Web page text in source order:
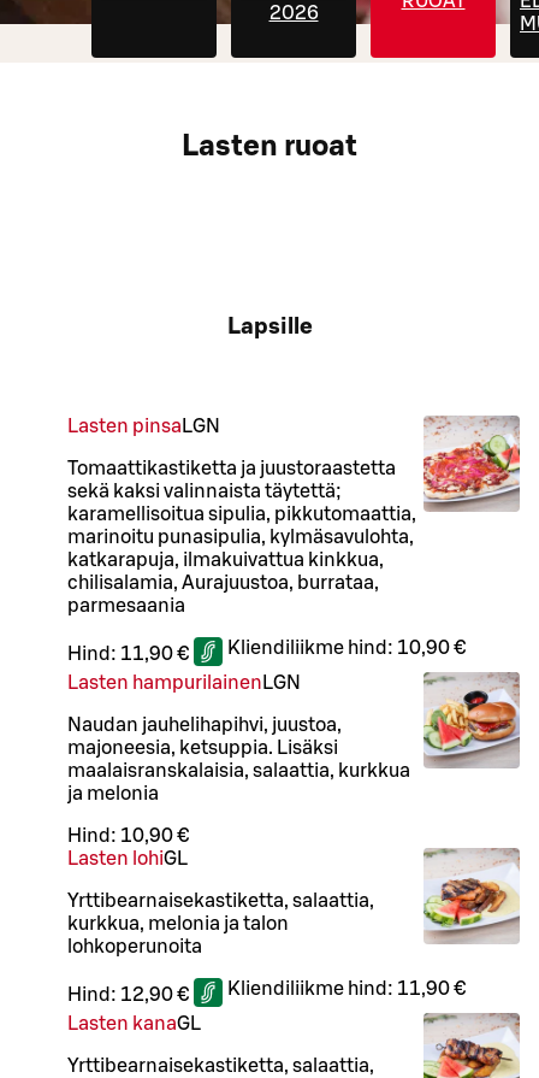
2026
Lasten ruoat
Lapsille
Lasten pinsa LGN
Tomaattikastiketta ja juustoraastetta
sekä kaksi valinnaista täytettä;
karamellisoitua sipulia, pikkutomaattia,
marinoitu punasipulia, kylmäsavulohta,
katkarapuja, ilmakuivattua kinkkua,
chilisalamia, Aurajuustoa, burrataa,
parmesaania
Hind: 11,90 € Kliendiliikme hind: 10,90 €
Lasten hampurilainen LGN
Naudan jauhelihapihvi, juustoa,
majoneesia, ketsuppia. Lisäksi
maalaisranskalaisia, salaattia, kurkkua
ja melonia
Hind: 10,90 €
Lasten lohiGL
Yrttibearnaisekastiketta, salaattia,
kurkkua, melonia ja talon
lohkoperunoita
Hind: 12,90 € Kliendiliikme hind: 11,90 €
Lasten kanaGL
Yrttibearnaisekastiketta, salaattia,